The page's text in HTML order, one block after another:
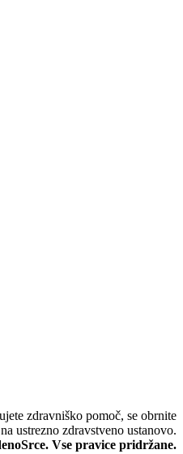
zdravniško pomoč, se obrnite
ustrezno zdravstveno ustanovo.
Vse pravice pridržane.